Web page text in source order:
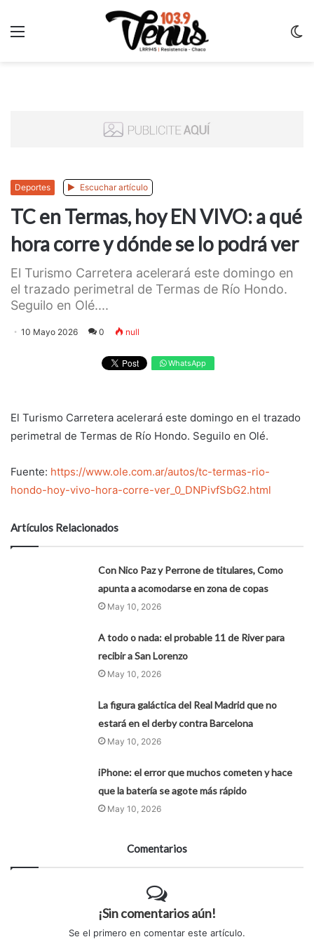
Deportes Escuchar artículo
TC en Termas, hoy EN VIVO: a qué
hora corre y dónde se lo podrá ver
El Turismo Carretera acelerará este domingo en
el trazado perimetral de Termas de Río Hondo.
Seguilo en Olé....
10 Mayo 2026 0 null
WhatsApp
El Turismo Carretera acelerará este domingo en el trazado
perimetral de Termas de Río Hondo. Seguilo en Olé.
Fuente: https://www.ole.com.ar/autos/tc-termas-rio-
hondo-hoy-vivo-hora-corre-ver_0_DNPivfSbG2.html
Artículos Relacionados
Con Nico Paz y Perrone de titulares, Como
apunta a acomodarse en zona de copas
May 10, 2026
A todo o nada: el probable 11 de River para
recibir a San Lorenzo
May 10, 2026
La figura galáctica del Real Madrid que no
estará en el derby contra Barcelona
May 10, 2026
iPhone: el error que muchos cometen y hace
que la batería se agote más rápido
May 10, 2026
Comentarios
¡Sin comentarios aún!
Se el primero en comentar este artículo.